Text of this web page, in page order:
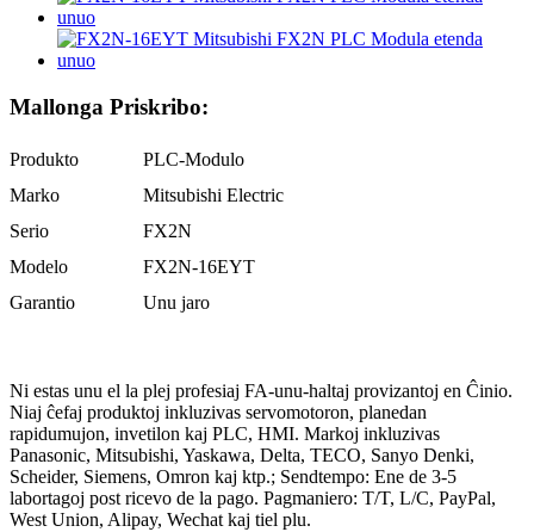
Mallonga Priskribo:
Produkto
PLC-Modulo
Marko
Mitsubishi Electric
Serio
FX2N
Modelo
FX2N-16EYT
Garantio
Unu jaro
Ni estas unu el la plej profesiaj FA-unu-haltaj provizantoj en Ĉinio.
Niaj ĉefaj produktoj inkluzivas servomotoron, planedan
rapidumujon, invetilon kaj PLC, HMI. Markoj inkluzivas
Panasonic, Mitsubishi, Yaskawa, Delta, TECO, Sanyo Denki,
Scheider, Siemens, Omron kaj ktp.; Sendtempo: Ene de 3-5
labortagoj post ricevo de la pago. Pagmaniero: T/T, L/C, PayPal,
West Union, Alipay, Wechat kaj tiel plu.